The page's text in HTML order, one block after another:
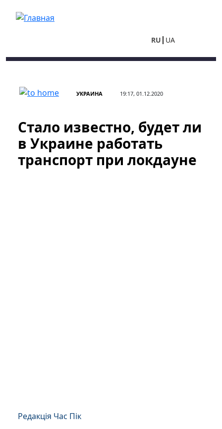
RU UA
УКРАИНА 19:17, 01.12.2020
Стало известно, будет ли
в Украине работать
транспорт при локдауне
Редакція Час Пік